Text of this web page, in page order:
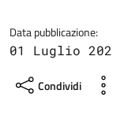
Data pubblicazione:
01 Luglio
Condividi